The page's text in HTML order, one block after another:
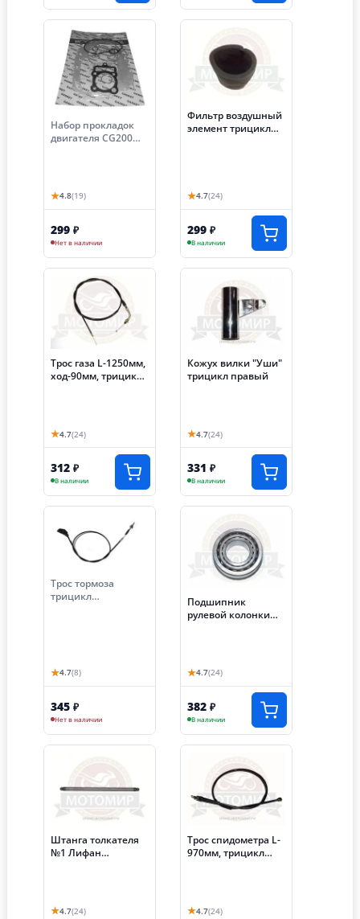
Набор прокладок
двигателя CG200
★4.8(19)
299 ₽
Нет в наличии
Фильтр воздушный
элемент трицикл
★4.7(24)
299 ₽
В наличии
Трос газа L-1250мм,
ход-90мм, трицикл
★4.7(24)
312 ₽
В наличии
Кожух вилки "Уши"
трицикл правый
★4.7(24)
331 ₽
В наличии
Трос тормоза
трицикл
★4.7(8)
345 ₽
Нет в наличии
Подшипник
рулевой колонки
подходит на все
трициклы
★4.7(24)
382 ₽
В наличии
Штанга толкателя
№1 Лифан
★4.7(24)
Трос спидометра L-
970мм, трицикл
★4.7(24)